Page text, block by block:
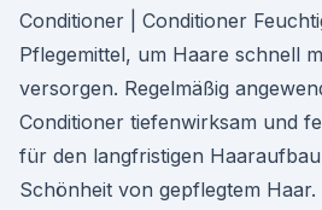
Conditioner | Conditioner
Pflegemittel, um Haare schnell
versorgen. Regelmäßig
Conditioner tiefenwirksam und
für den langfristigen
Schönheit von gepflegtem